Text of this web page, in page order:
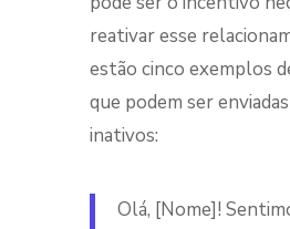
reativar esse
estão cinco exemplos
que podem ser
inativos:
Olá, [Nome]!